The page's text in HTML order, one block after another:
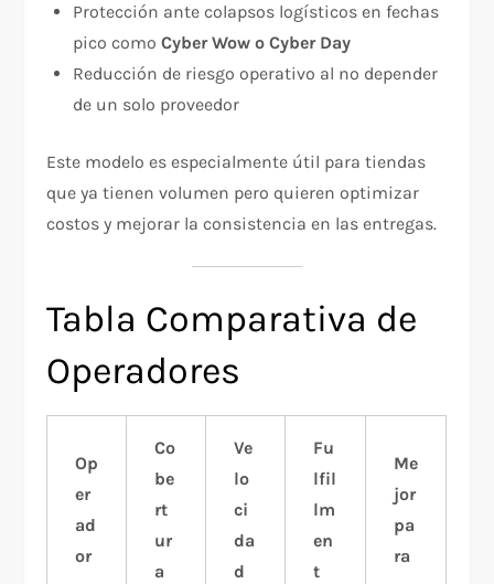
Protección ante colapsos logísticos en fechas
pico comoCyber Wow o Cyber Day
Reducción de riesgo operativo al no depender
de un solo proveedor
Este modelo es especialmente útil para tiendas
que ya tienen volumen pero quieren optimizar
costos y mejorar la consistencia en las entregas.
Tabla Comparativa de
Operadores
Op
er
ad
or
Co
be
rt
ur
a
Ve
lo
ci
da
d
Fu
lfil
lm
en
t
Me
jor
pa
ra